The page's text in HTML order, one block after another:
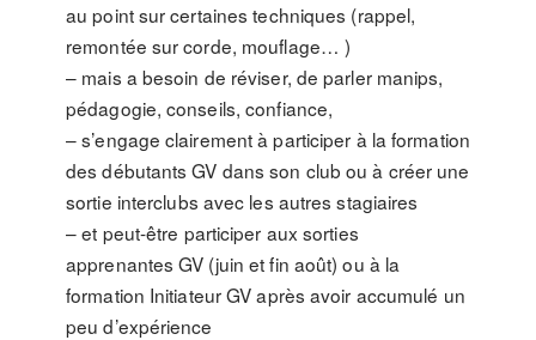
au point sur certaines techniques (rappel,
remontée sur corde, mouflage… )
– mais a besoin de réviser, de parler manips,
pédagogie, conseils, confiance,
– s’engage clairement à participer à la formation
des débutants GV dans son club ou à créer une
sortie interclubs avec les autres stagiaires
– et peut-être participer aux sorties
apprenantes GV (juin et fin août) ou à la
formation Initiateur GV après avoir accumulé un
peu d’expérience